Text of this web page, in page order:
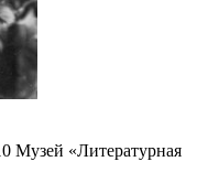
Музей «Литературная